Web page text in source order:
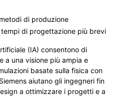
di produzione
di progettazione più brevi
(IA) consentono di
a una visione più ampia e
basate sulla fisica con
aiutano gli ingegneri fin
a ottimizzare i progetti e a